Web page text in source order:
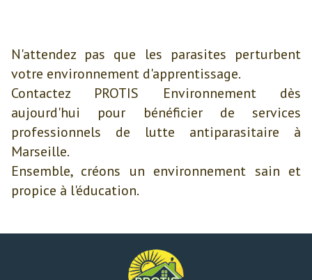
N'attendez pas que les parasites perturbent
votre environnement d'apprentissage.
Contactez PROTIS Environnement dès
aujourd'hui pour bénéficier de services
professionnels de lutte antiparasitaire à
Marseille.
Ensemble, créons un environnement sain et
propice à l'éducation.